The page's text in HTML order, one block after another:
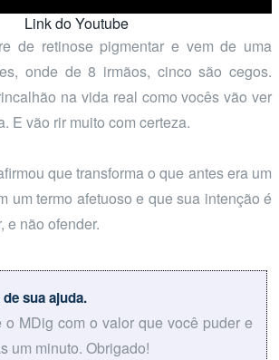
Link do Youtube
de retinose pigmentar e vem de uma
onde de 8 irmãos, cinco são cegos.
na vida real como vocês vão ver
E vão rir muito com certeza.
que transforma o que antes era um
um termo afetuoso e que sua intenção é
e não ofender.
sua ajuda.
o MDig com o valor que você puder e
um minuto. Obrigado!